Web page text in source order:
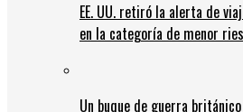
EE. UU. retiró la alerta de
en la categoría de menor
Un buque de guerra